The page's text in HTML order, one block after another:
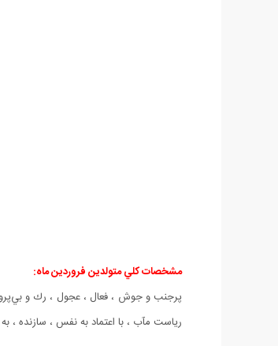
مشخصات كلي متولدين فروردين ماه:
پرجنب و جوش ، فعال ، عجول ، رك و
رياست مآب ، با اعتماد به نفس ، سازنده ،